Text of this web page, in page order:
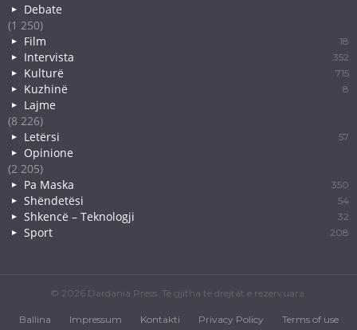
Debate
(1 250)
Film
18
Intervista 352
Kulturë 715
Kuzhinë 8
Lajme
(8 226)
Letërsi
57
Opinione
(2 205)
Pa Maska
350
Shëndetësi 54
Shkencë – Teknologji 32
Sport 208
© 2026 Dardania Press. Të gjitha të drejtat e rezervuara.
Ballina Impressum Kontakti Privacy Policy Terms of use